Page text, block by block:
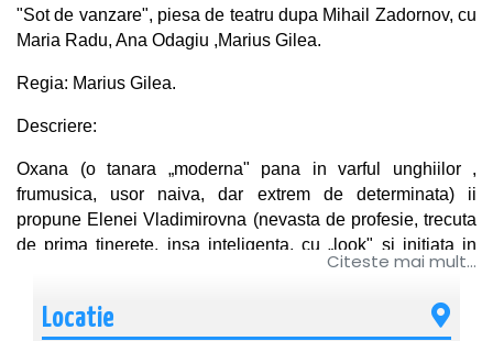
"Sot de vanzare", piesa de teatru dupa Mihail Zadornov, cu
Maria Radu, Ana Odagiu ,Marius Gilea.
Regia: Marius Gilea.
Descriere:
Oxana (o tanara „moderna" pana in varful unghiilor ,
frumusica, usor naiva, dar extrem de determinata) ii
propune Elenei Vladimirovna (nevasta de profesie, trecuta
de prima tinerete, insa inteligenta, cu „look" si initiata in
metehnele vietii) o afacere pe cat de indecenta, pe atat de
ei sot contra tentantei sume de "douaj' de mii".
Citeste mai mult...
Locatie